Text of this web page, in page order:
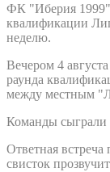
ФК "Иберия 1999"
квалификации
неделю.
Вечером 4
раунда
между местным
Команды сыграли
Ответная
свисток